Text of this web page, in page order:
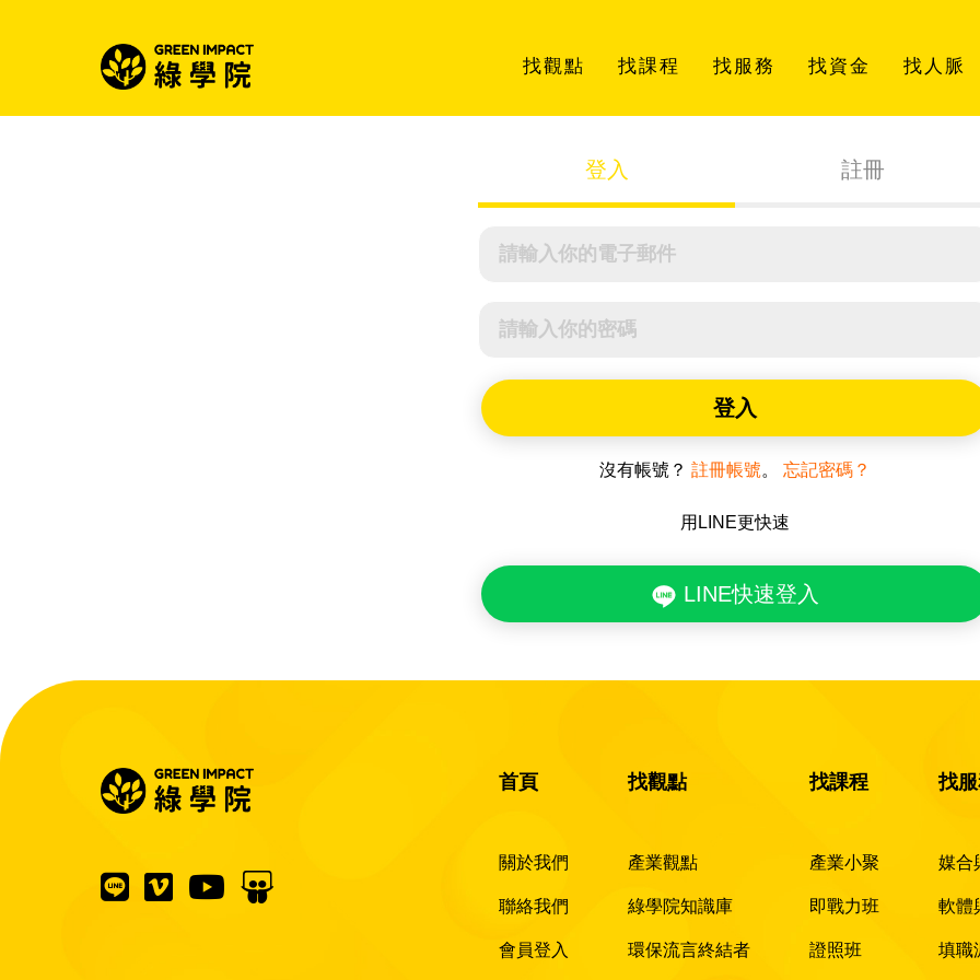
找觀點 找課程 找服務 找資金 找人脈
登入 註冊
登入
沒有帳號？ 註冊帳號。 忘記密碼？
用LINE更快速
LINE快速登入
首頁
關於我們
聯絡我們
會員登入
找觀點
產業觀點
綠學院知識庫
環保流言終結者
找課程
產業小聚
即戰力班
證照班
找
媒合
軟體
填職